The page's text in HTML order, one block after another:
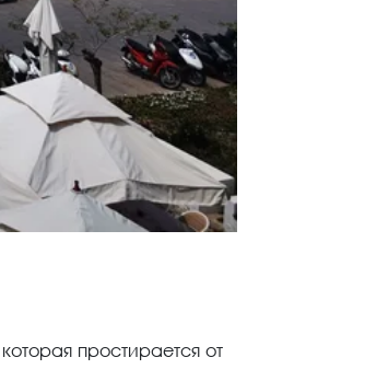
простирается от